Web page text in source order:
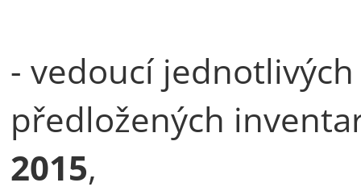
- vedoucí
předložených
2015,